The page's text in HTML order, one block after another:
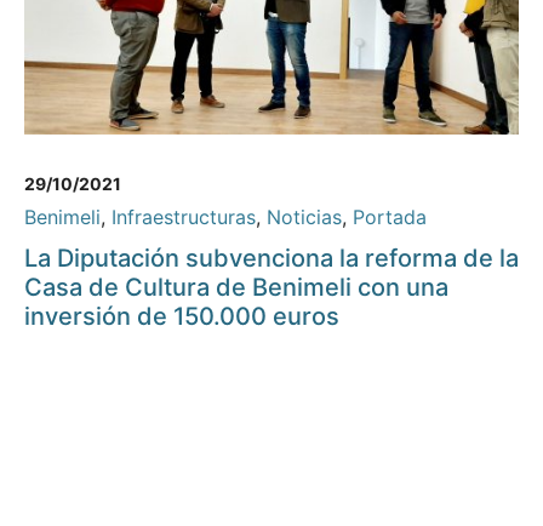
29/10/2021
Benimeli, Infraestructuras, Noticias, Portada
La Diputación subvenciona la reforma de la
Casa de Cultura de Benimeli con una
inversión de 150.000 euros